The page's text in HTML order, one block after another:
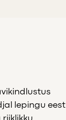
lepingu eest